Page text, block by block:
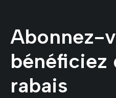
Abonnez-
bénéficiez
rabais